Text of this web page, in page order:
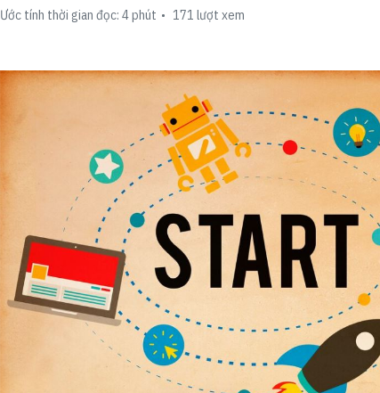
Ước tính thời gian đọc: 4 phút 171 lượt xem